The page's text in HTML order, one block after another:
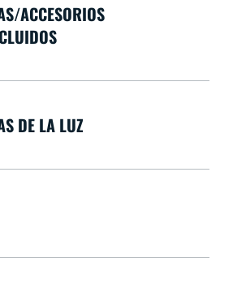
ACCESORIOS
DE LA LUZ